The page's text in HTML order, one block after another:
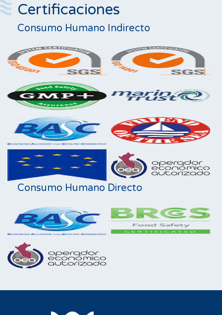
Certificaciones
Consumo Humano Indirecto
Consumo Humano Directo